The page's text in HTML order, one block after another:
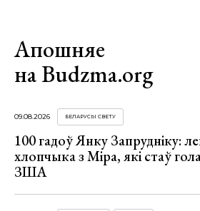
Апошняе
на Budzma.org
09.08.2026 БЕЛАРУСЫ СВЕТУ
100 гадоў Янку Запрудніку:
хлопчыка з Міра, які стаў
ЗША